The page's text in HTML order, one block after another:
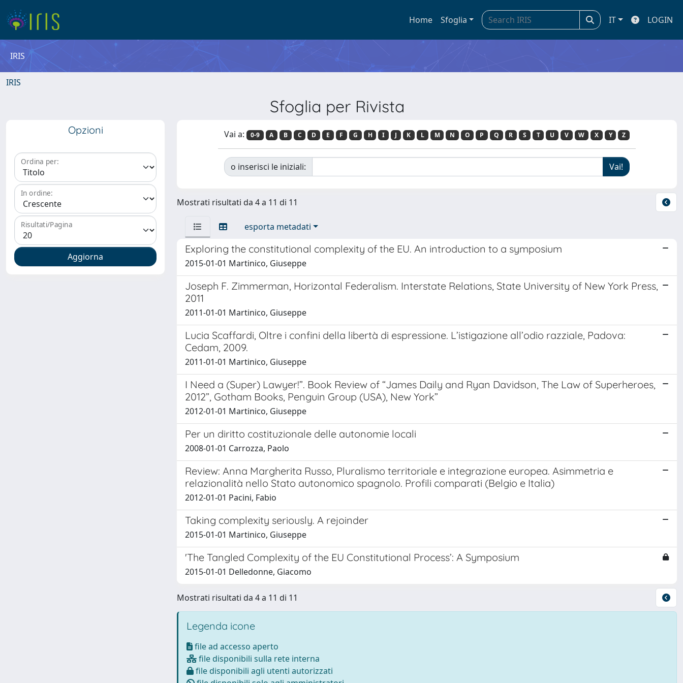
Home Sfoglia IT LOGIN
IRIS
IRIS
Sfoglia per Rivista
Opzioni
Ordina per:
In ordine:
Risultati/Pagina
Vai a: 0-9 A B C D E F G H I J K L M N O P Q R S T U V W X Y Z
o inserisci le iniziali:
Mostrati risultati da 4 a 11 di 11
esporta metadati
Exploring the constitutional complexity of the EU. An introduction to a symposium
2015-01-01 Martinico, Giuseppe
Joseph F. Zimmerman, Horizontal Federalism. Interstate Relations, State University of New York Press,
2011
2011-01-01 Martinico, Giuseppe
Lucia Scaffardi, Oltre i confini della libertà di espressione. L’istigazione all’odio razziale, Padova:
Cedam, 2009.
2011-01-01 Martinico, Giuseppe
I Need a (Super) Lawyer!”. Book Review of “James Daily and Ryan Davidson, The Law of Superheroes,
2012”, Gotham Books, Penguin Group (USA), New York”
2012-01-01 Martinico, Giuseppe
Per un diritto costituzionale delle autonomie locali
2008-01-01 Carrozza, Paolo
Review: Anna Margherita Russo, Pluralismo territoriale e integrazione europea. Asimmetria e
relazionalità nello Stato autonomico spagnolo. Profili comparati (Belgio e Italia)
2012-01-01 Pacini, Fabio
Taking complexity seriously. A rejoinder
2015-01-01 Martinico, Giuseppe
'The Tangled Complexity of the EU Constitutional Process’: A Symposium
2015-01-01 Delledonne, Giacomo
Mostrati risultati da 4 a 11 di 11
Legenda icone
file ad accesso aperto
file disponibili sulla rete interna
file disponibili agli utenti autorizzati